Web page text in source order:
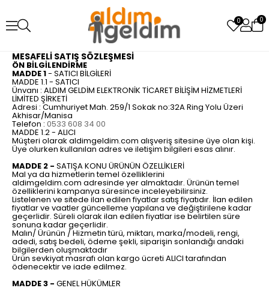
0 0
MESAFELİ SATIŞ SÖZLEŞMESİ
ÖN BİLGİLENDİRME
MADDE 1- SATICI BİLGİLERİ
MADDE 1.1 - SATICI
Ünvanı : ALDIM GELDİM ELEKTRONİK TİCARET BİLİŞİM HİZMETLERİ
LİMİTED ŞİRKETİ
Adresi : Cumhuriyet Mah. 259/1 Sokak no:32A Ring Yolu Üzeri
Akhisar/Manisa
Telefon : 0533 608 34 00
MADDE 1.2 - ALICI
Müşteri olarak aldimgeldim.com alışveriş sitesine üye olan kişi.
Üye olurken kullanılan adres ve iletişim bilgileri esas alınır.
MADDE 2 - SATIŞA KONU ÜRÜNÜN ÖZELLİKLERİ
Mal ya da hizmetlerin temel özelliklerini
aldimgeldim.com adresinde yer almaktadır. Ürünün temel
özelliklerini kampanya süresince inceleyebilirsiniz.
Listelenen ve sitede ilan edilen fiyatlar satış fiyatıdır. İlan edilen
fiyatlar ve vaatler güncelleme yapılana ve değiştirilene kadar
geçerlidir. Süreli olarak ilan edilen fiyatlar ise belirtilen süre
sonuna kadar geçerlidir.
Malın/ Ürünün / Hizmetin türü, miktarı, marka/modeli, rengi,
adedi, satış bedeli, ödeme şekli, siparişin sonlandığı andaki
bilgilerden oluşmaktadır
Ürün sevkiyat masrafı olan kargo ücreti ALICI tarafından
ödenecektir ve iade edilmez.
MADDE 3 - GENEL HÜKÜMLER